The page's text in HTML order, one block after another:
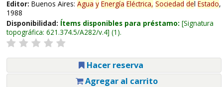
Editor: Buenos Aires: Agua y Energía Eléctrica, Sociedad del Estado,
1988
Disponibilidad: Ítems disponibles para préstamo: Signatura
topográfica: 621.374.5/A282/v.4 (1).
Hacer reserva
Agregar al carrito